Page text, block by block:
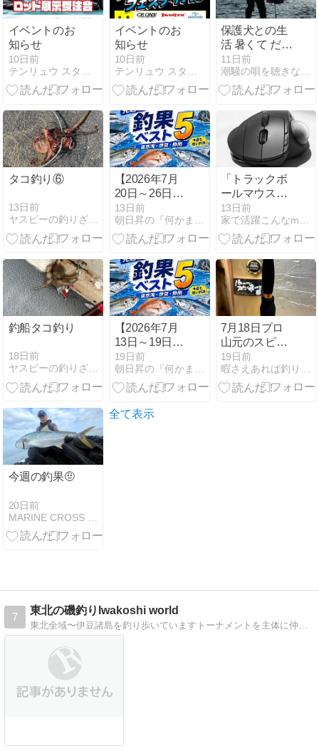
イベントのお
知らせ
10日前
テンリュウ スタッフブログ
イベントのお
知らせ
10日前
テンリュウ スタッフブログ
保護犬との生
活 暑くて だら
ける・・・
11日前
潮騒の唄を聴きながら
タコ釣り⑥
13日前
ヤスピーの釣りざんまい
【2026年7月
20日～26日】
先週の釣果ベ
スト5｜ヒラ
マサ32.77kg・
19.42kg・スル
メイカ320杯
13日前
朝日昇の『何かまとめなサイト』（釣果速報・東京〜伊豆）
「トラックボ
ールマウス」
M575＋チルト
スタンドは
ERGO Sの代
か？
13日前
家で活躍こんなmono
釣船タコ釣り
18日前
ヤスピーの釣りざんまい
【2026年7月
13日～19日】
先週の釣果ベ
スト5｜カン
パチ14kg級・
超、東京湾シ
19日前
朝日昇の『何かまとめなサイト』（釣果速報・東京〜伊豆）
7月18日プロ
山元のスピン
カップを使っ
てみた
19日前
暇さえあれば釣りに行こう
今週の釣果🤨
20日前
全て表示
7
東北の磯釣りIwakoshi world
東北全域〜伊豆諸島を釣り歩いていますトーナメントを主体に仲間との釣行記事などをアップしています。